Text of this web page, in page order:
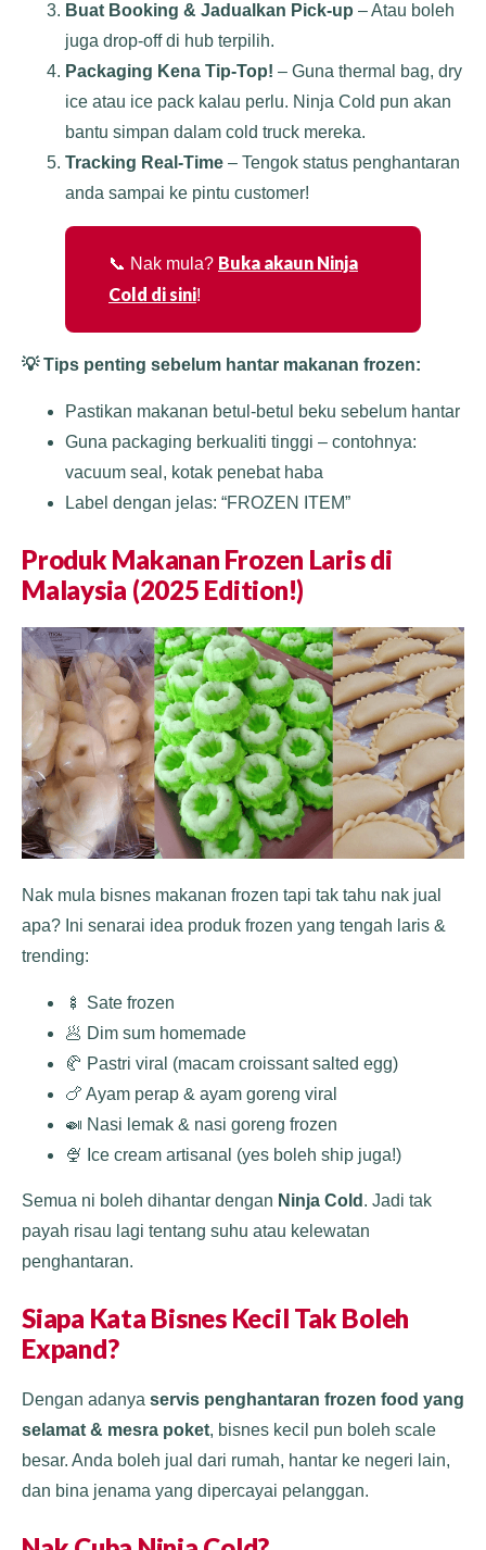
Buat Booking & Jadualkan Pick-up – Atau boleh
juga drop-off di hub terpilih.
Packaging Kena Tip-Top! – Guna thermal bag, dry
ice atau ice pack kalau perlu. Ninja Cold pun akan
bantu simpan dalam cold truck mereka.
Tracking Real-Time – Tengok status penghantaran
anda sampai ke pintu customer!
📞 Nak mula? Buka akaun Ninja
Cold di sini!
💡 Tips penting sebelum hantar makanan frozen:
Pastikan makanan betul-betul beku sebelum hantar
Guna packaging berkualiti tinggi – contohnya:
vacuum seal, kotak penebat haba
Label dengan jelas: “FROZEN ITEM”
Produk Makanan Frozen Laris di
Malaysia (2025 Edition!)
Nak mula bisnes makanan frozen tapi tak tahu nak jual
apa? Ini senarai idea produk frozen yang tengah laris &
trending:
🍢 Sate frozen
🥟 Dim sum homemade
🥐 Pastri viral (macam croissant salted egg)
🍗 Ayam perap & ayam goreng viral
🍛 Nasi lemak & nasi goreng frozen
🍨 Ice cream artisanal (yes boleh ship juga!)
Semua ni boleh dihantar dengan Ninja Cold . Jadi tak
payah risau lagi tentang suhu atau kelewatan
penghantaran.
Siapa Kata Bisnes Kecil Tak Boleh
Expand?
Dengan adanya servis penghantaran frozen food yang
selamat & mesra poket, bisnes kecil pun boleh scale
besar. Anda boleh jual dari rumah, hantar ke negeri lain,
dan bina jenama yang dipercayai pelanggan.